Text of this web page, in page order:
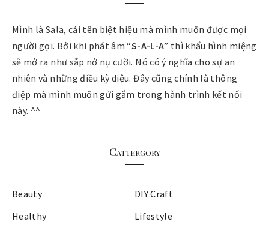
Mình là Sala, cái tên biệt hiệu mà mình muốn được mọi
người gọi. Bởi khi phát âm “S-A-L-A” thì khẩu hình miệng
sẽ mở ra như sắp nở nụ cười. Nó có ý nghĩa cho sự an
nhiên và những điều kỳ diệu. Đây cũng chính là thông
điệp mà mình muốn gửi gắm trong hành trình kết nối
này. ^^
Cattergory
Beauty
DIY Craft
Healthy
Lifestyle